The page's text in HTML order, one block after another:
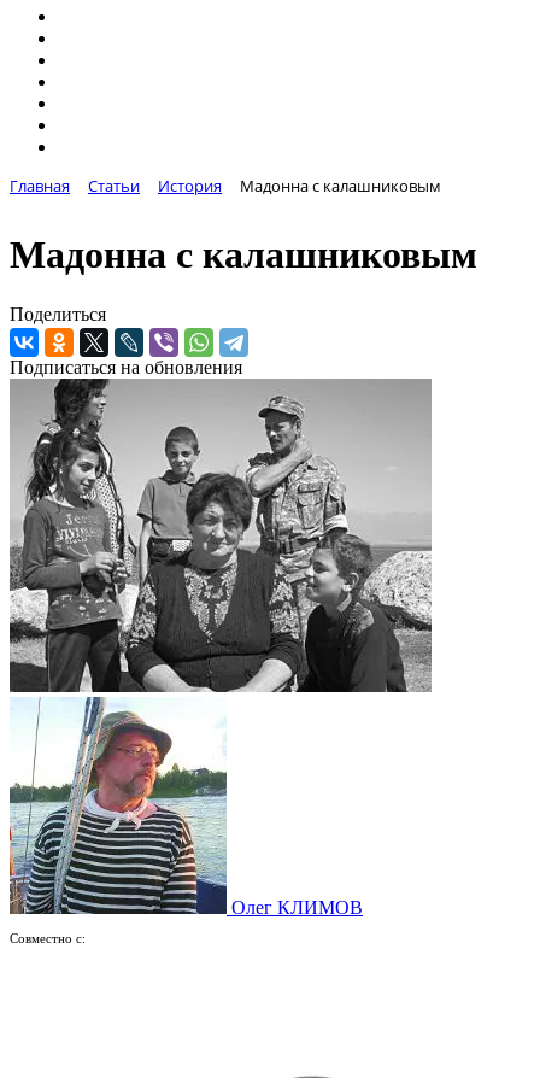
Главная Статьи История Мадонна с калашниковым
Мадонна с калашниковым
Поделиться
Подписаться на обновления
Олег КЛИМОВ
Совместно с: